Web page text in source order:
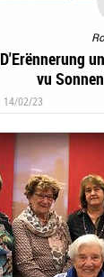
D'Erënnerung
vu
14/02/23